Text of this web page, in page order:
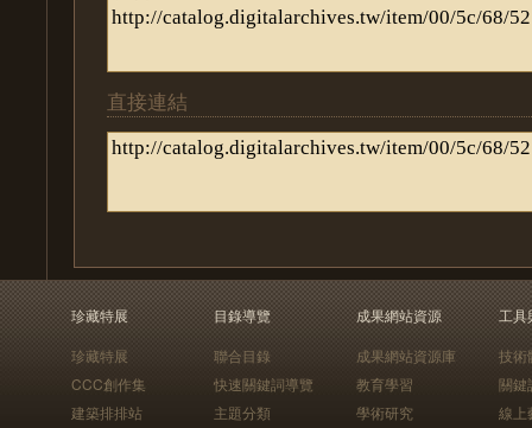
直接連結
珍藏特展
珍藏特展
CCC創作集
建築排排站
目錄導覽
聯合目錄
快速關鍵詞導覽
主題分類
成果網站資源
成果網站資源庫
教育學習
學術研究
工具
技術
關鍵
線上